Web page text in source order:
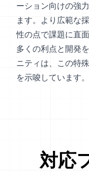
ーション向けの強
ます。より広範な
性の点で課題に直
多くの利点と開発
ニティは、この特
を示唆しています。
対応